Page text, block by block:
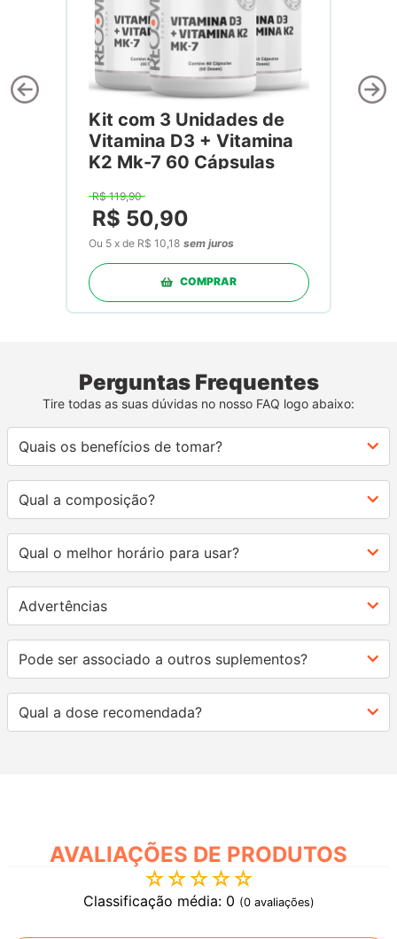
Kit com 3 Unidades de
Vitamina D3 + Vitamina
K2 Mk-7 60 Cápsulas
R$ 119,90
R$ 50,90
Ou 5 xde R$ 10,18 sem juros
COMPRAR
Perguntas Frequentes
Tire todas as suas dúvidas no nosso FAQ logo abaixo:
Quais os benefícios de tomar?
Qual a composição?
Qual o melhor horário para usar?
Advertências
Pode ser associado a outros suplementos?
Qual a dose recomendada?
AVALIAÇÕES
☆☆☆☆☆
Classificação média: 0 (0 avaliações)